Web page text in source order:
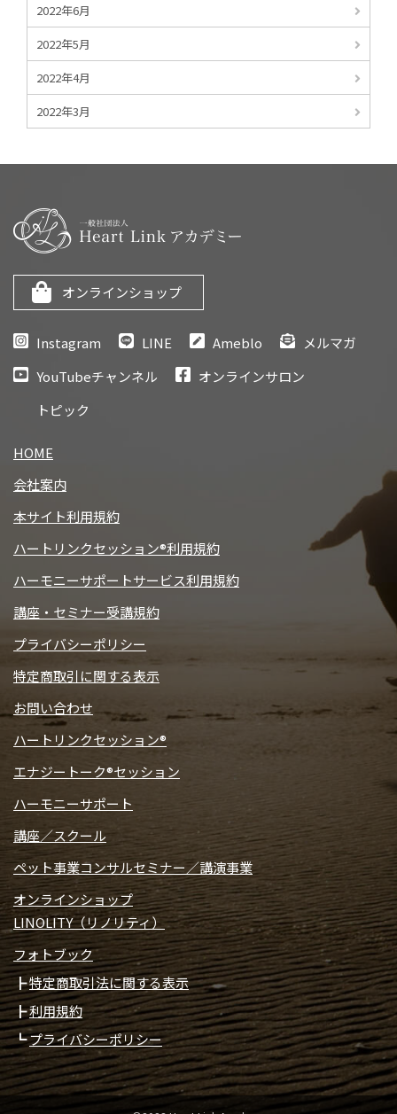
2022年6月
2022年5月
2022年4月
2022年3月
オンラインショップ
Instagram LINE Ameblo
メルマガ
YouTubeチャンネル
オンラインサロン
トピック
HOME
会社案内
本サイト利用規約
ハートリンクセッション®利用規約
ハーモニーサポートサービス利用規約
講座・セミナー受講規約
プライバシーポリシー
特定商取引に関する表示
お問い合わせ
ハートリンクセッション®
エナジートーク®セッション
ハーモニーサポート
講座／スクール
ペット事業コンサルセミナー／講演事業
オンラインショップ
LINOLITY（リノリティ）
フォトブック
特定商取引法に関する表示
利用規約
プライバシーポリシー